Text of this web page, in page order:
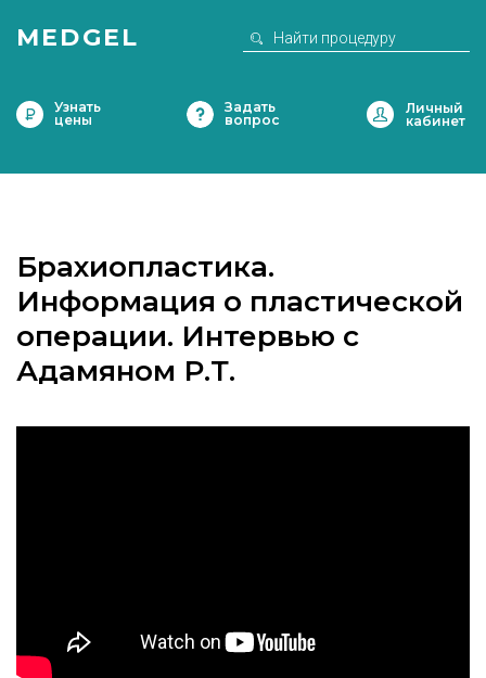
MEDGEL
Узнать
цены
Задать
вопрос
Брахиопластика.
Информация о пластической
операции. Интервью с
Адамяном Р.Т.